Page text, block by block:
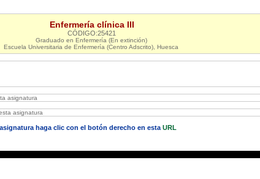
Enfermería clínica III
CÓDIGO:25421
Graduado en Enfermería (En extinción)
Escuela Universitaria de Enfermería (Centro Adscrito), Huesca
asignatura
asignatura
haga clic con el botón derecho en esta URL